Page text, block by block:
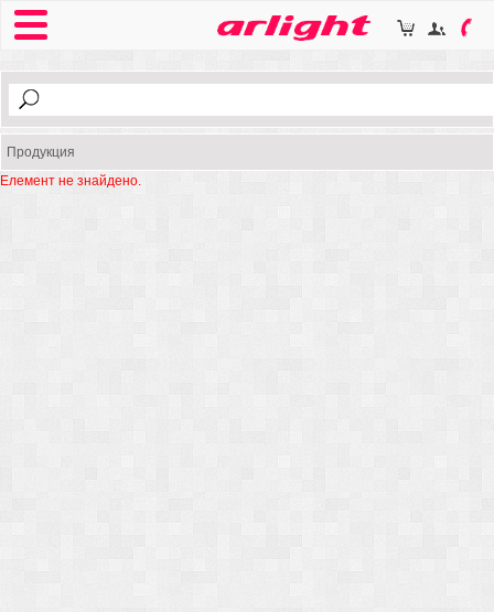
Продукция
Елемент не знайдено.